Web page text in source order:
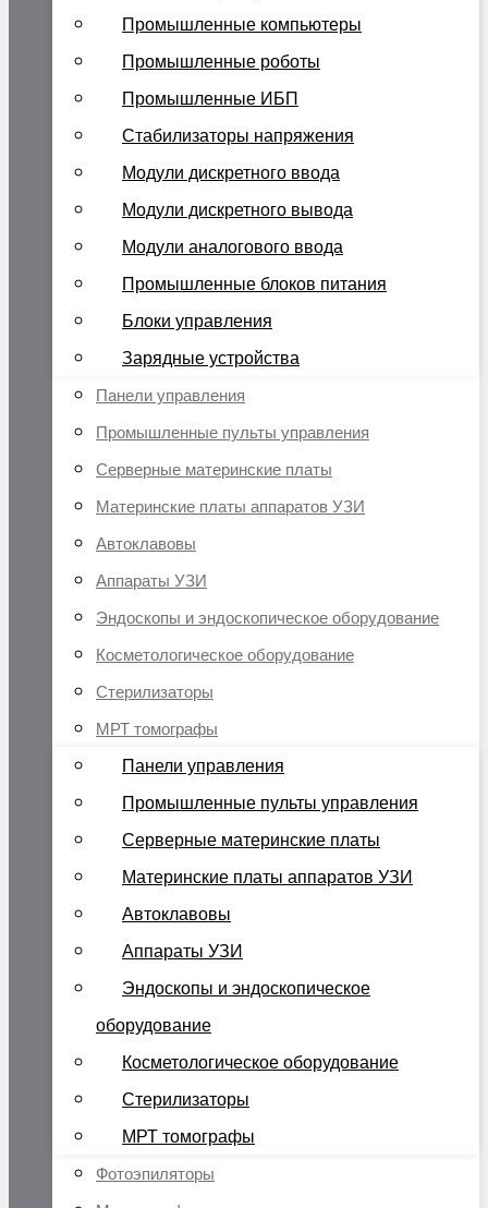
Промышленные компьютеры
Промышленные роботы
Промышленные ИБП
Стабилизаторы напряжения
Модули дискретного ввода
Модули дискретного вывода
Модули аналогового ввода
Промышленные блоков питания
Блоки управления
Зарядные устройства
Панели управления
Промышленные пульты управления
Серверные материнские платы
Материнские платы аппаратов УЗИ
Автоклавовы
Аппараты УЗИ
Эндоскопы и эндоскопическое оборудование
Косметологическое оборудование
Стерилизаторы
МРТ томографы
Панели управления
Промышленные пульты управления
Серверные материнские платы
Материнские платы аппаратов УЗИ
Автоклавовы
Аппараты УЗИ
Эндоскопы и эндоскопическое
оборудование
Косметологическое оборудование
Стерилизаторы
МРТ томографы
Фотоэпиляторы